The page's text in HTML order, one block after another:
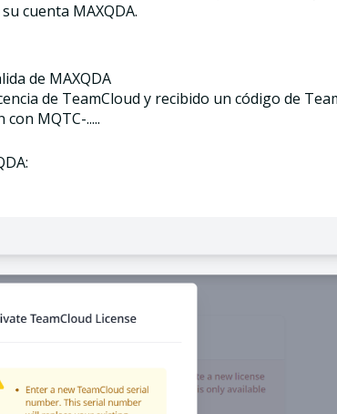
cuenta MAXQDA.
de MAXQDA
de TeamCloud y recibido un código de
MQTC-.....